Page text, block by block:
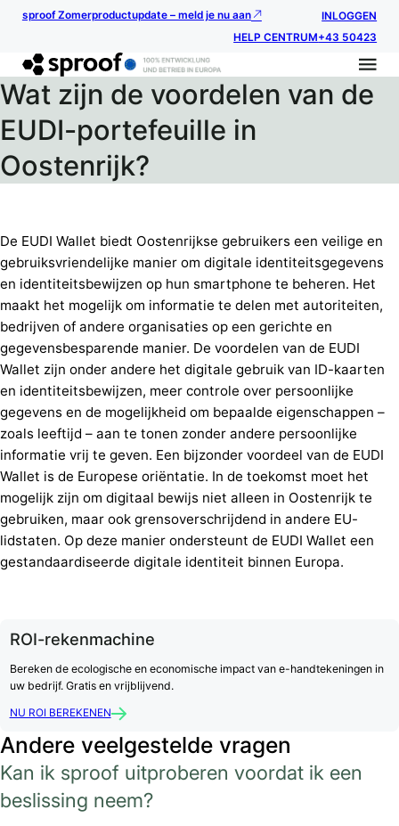
sproof Zomerproductupdate – meld je nu aan
INLOGGEN
HELP CENTRUM+43 50423
Wat zijn de voordelen van de
EUDI-portefeuille in
Oostenrijk?
De EUDI Wallet biedt Oostenrijkse gebruikers een veilige en
gebruiksvriendelijke manier om digitale identiteitsgegevens
en identiteitsbewijzen op hun smartphone te beheren. Het
maakt het mogelijk om informatie te delen met autoriteiten,
bedrijven of andere organisaties op een gerichte en
gegevensbesparende manier. De voordelen van de EUDI
Wallet zijn onder andere het digitale gebruik van ID-kaarten
en identiteitsbewijzen, meer controle over persoonlijke
gegevens en de mogelijkheid om bepaalde eigenschappen –
zoals leeftijd – aan te tonen zonder andere persoonlijke
informatie vrij te geven. Een bijzonder voordeel van de EUDI
Wallet is de Europese oriëntatie. In de toekomst moet het
mogelijk zijn om digitaal bewijs niet alleen in Oostenrijk te
gebruiken, maar ook grensoverschrijdend in andere EU-
lidstaten. Op deze manier ondersteunt de EUDI Wallet een
gestandaardiseerde digitale identiteit binnen Europa.
ROI-rekenmachine
Bereken de ecologische en economische impact van e-handtekeningen in
uw bedrijf. Gratis en vrijblijvend.
NU ROI BEREKENEN
Andere veelgestelde vragen
Kan ik sproof uitproberen voordat ik een
beslissing neem?